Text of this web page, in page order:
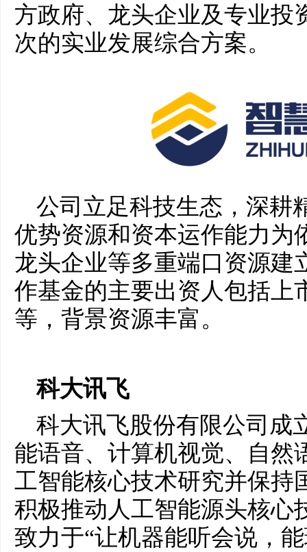
方政府、龙头企业及专业投
次的实业发展综合方案。
公司立足科技生态，深耕
优势资源和资本运作能力为
龙头企业等多重端口资源建
作基金的主要出资人包括上
等，背景资源丰富。
科大讯飞
科大讯飞股份有限公司成
能语音、计算机视觉、自然
工智能核心技术研究并保持
积极推动人工智能源头核心
致力于“让机器能听会说，